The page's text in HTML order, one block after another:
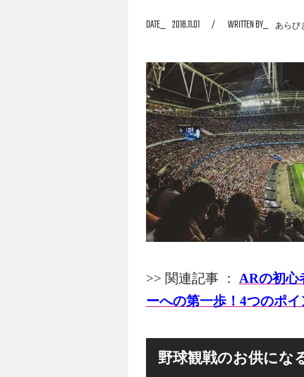
ここではスポーツ観戦を支援するARを
DATE 2018.11.01 WRITTEN BY あらび
>> 関連記事 ： ARの初心
ーへの第一歩！4つのポ
野球観戦のお供にな